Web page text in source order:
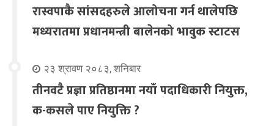
रास्वपाकै सांसदहरुले आलोचना गर्न थालेपछि
मध्यरातमा प्रधानमन्त्री बालेनको भावुक स्टाटस
२३ श्रावण २०८३, शनिबार
तीनवटै प्रज्ञा प्रतिष्ठानमा नयाँ पदाधिकारी नियुक्त,
क-कसले पाए नियुक्ति ?